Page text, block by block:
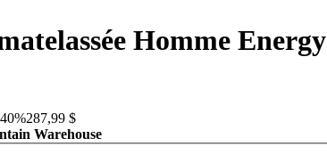
Homme Energy
40%287,99 $
Warehouse